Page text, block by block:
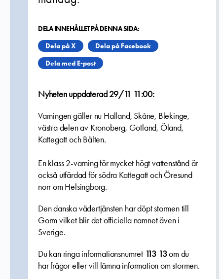
DELA INNEHÅLLET PÅ DENNA SIDA:
Dela på X
Dela på Facebook
Dela med E-post
Nyheten uppdaterad 29/11 11:00:
Varningen gäller nu Halland, Skåne, Blekinge,
västra delen av Kronoberg, Gotland, Öland,
Kattegatt och Bälten.
En klass 2-varning för mycket högt vattenstånd är
också utfärdad för södra Kattegatt och Öresund
norr om Helsingborg.
Den danska vädertjänsten har döpt stormen till
Gorm vilket blir det officiella namnet även i
Sverige.
Du kan ringa informationsnumret 113 13om du
har frågor eller vill lämna information om stormen.